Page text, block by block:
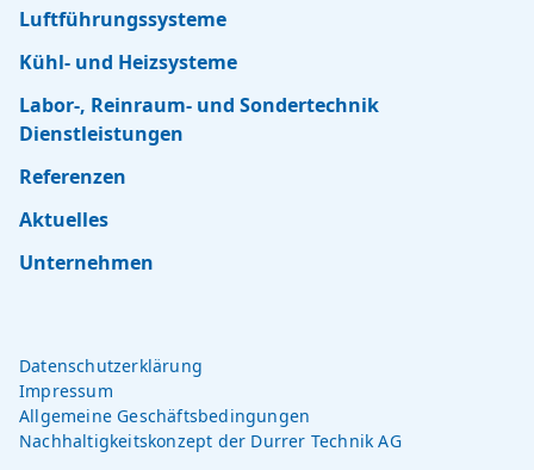
Luftführungssysteme
Kühl- und Heizsysteme
Labor-, Reinraum- und Sondertechnik
Dienstleistungen
Referenzen
Aktuelles
Unternehmen
Datenschutzerklärung
Impressum
Allgemeine Geschäfts­bedingungen
Nachhaltigkeitskonzept der Durrer Technik AG